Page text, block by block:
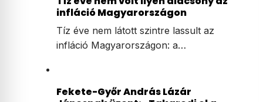
infláció Magyarországon
Tíz éve nem látott szintre lassult az
infláció Magyarországon: a…
Fekete-Győr András Lázár